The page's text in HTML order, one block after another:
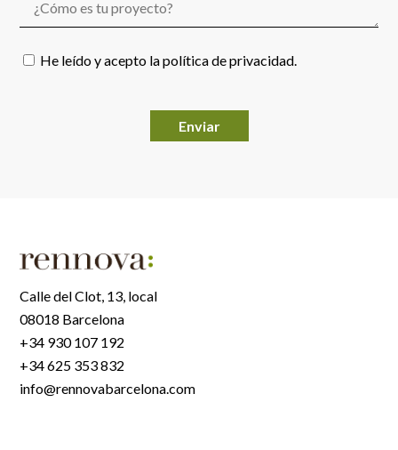
He leído y acepto lapolítica de privacidad
Calle del Clot, 13, local
08018 Barcelona
+34 930 107 192
+34 625 353 832
info@rennovabarcelona.com